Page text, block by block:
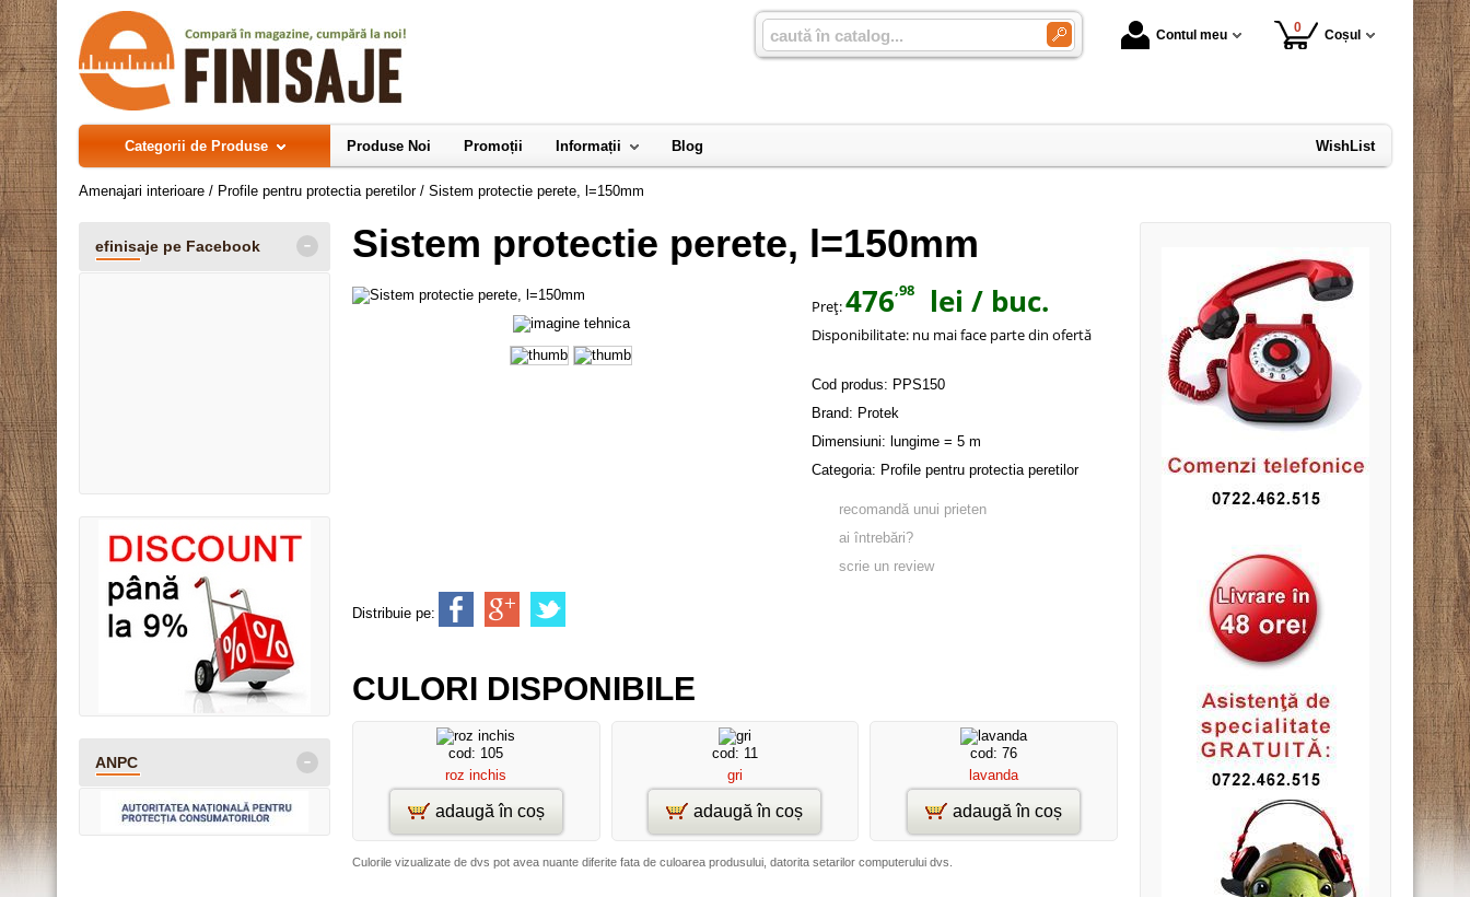
Contul meu 0 Coșul
Categorii de Produse Produse Noi Promoții Informații Blog WishList
Amenajari interioare / Profile pentru protectia peretilor/ Sistem protectie perete, l=150mm
Sistem protectie perete, l=150mm
Preţ:476,98 lei / buc.
Disponibilitate: nu mai face parte din ofertă
Cod produs: PPS150
Brand: Protek
Dimensiuni: lungime = 5 m
Categoria: Profile pentru protectia peretilor
recomandă unui prieten
ai întrebări?
scrie un review
Distribuie pe:
CULORI DISPONIBILE
cod: 105
roz inchis
adaugă în coș
cod: 11
gri
adaugă în coș
cod: 76
lavanda
adaugă în coș
Culorile vizualizate de dvs pot avea nuante diferite fata de culoarea produsului, datorita setarilor computerului dvs.
efinisaje pe Facebook -
ANPC -